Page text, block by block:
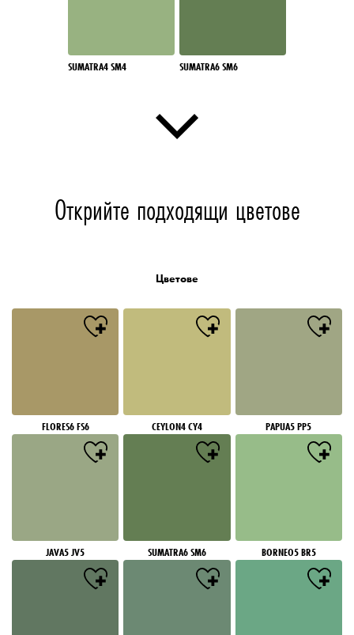
SUMATRA4 SM4 SUMATRA6 SM6
Открийте подходящи цветове
Цветове
FLORES6 FS6 CEYLON4 CY4 PAPUA5 PP5
JAVA5 JV5 SUMATRA6 SM6 BORNEO5 BR5